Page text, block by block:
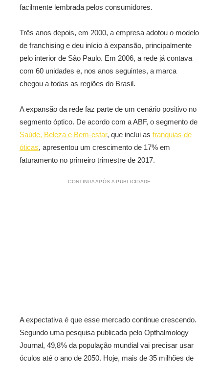
facilmente lembrada pelos consumidores.
Três anos depois, em 2000, a empresa adotou o modelo
de franchising e deu início à expansão, principalmente
pelo interior de São Paulo. Em 2006, a rede já contava
com 60 unidades e, nos anos seguintes, a marca
chegou a todas as regiões do Brasil.
A expansão da rede faz parte de um cenário positivo no
segmento óptico. De acordo com a ABF, o segmento de
Saúde, Beleza e Bem-estar, que inclui as franquias de
óticas, apresentou um crescimento de 17% em
faturamento no primeiro trimestre de 2017.
CONTINUA APÓS A PUBLICIDADE
A expectativa é que esse mercado continue crescendo.
Segundo uma pesquisa publicada pelo Opthalmology
Journal, 49,8% da população mundial vai precisar usar
óculos até o ano de 2050. Hoje, mais de 35 milhões de